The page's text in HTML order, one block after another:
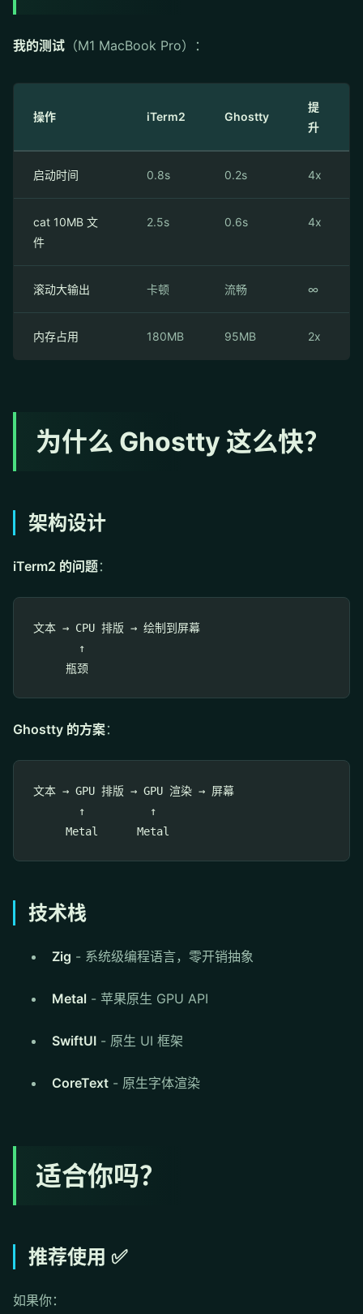
我的测试 （M1 MacBook Pro）：
操作 iTerm2 Ghostty
提
升
启动时间 0.8s 0.2s 4x
cat 10MB 文
件
2.5s 0.6s 4x
滚动大输出 卡顿 流畅 ∞
内存占用 180MB 95MB 2x
为什么 Ghostty 这么快？
架构设计
iTerm2 的问题：
文本 → CPU 排版 → 绘制到屏幕
       ↑
Ghostty 的方案：
文本 → GPU 排版 → GPU 渲染 → 屏幕
       ↑          ↑
技术栈
Zig - 系统级编程语言，零开销抽象
Metal - 苹果原生 GPU API
SwiftUI - 原生 UI 框架
CoreText - 原生字体渲染
适合你吗？
推荐使用 ✅
如果你：